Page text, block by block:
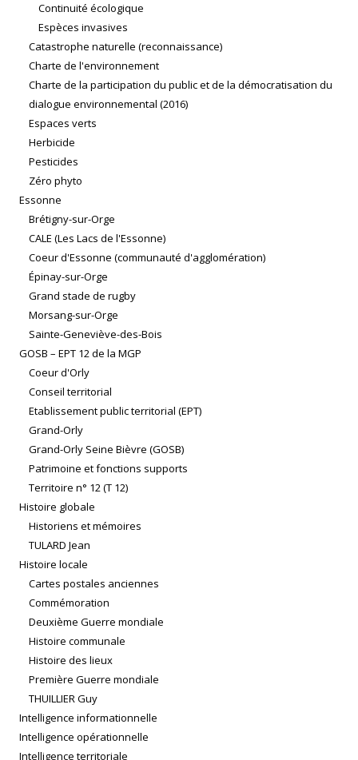
Continuité écologique
Espèces invasives
Catastrophe naturelle (reconnaissance)
Charte de l'environnement
Charte de la participation du public et de la démocratisation du
dialogue environnemental (2016)
Espaces verts
Herbicide
Pesticides
Zéro phyto
Essonne
Brétigny-sur-Orge
CALE (Les Lacs de l'Essonne)
Coeur d'Essonne (communauté d'agglomération)
Épinay-sur-Orge
Grand stade de rugby
Morsang-sur-Orge
Sainte-Geneviève-des-Bois
GOSB – EPT 12 de la MGP
Coeur d'Orly
Conseil territorial
Etablissement public territorial (EPT)
Grand-Orly
Grand-Orly Seine Bièvre (GOSB)
Patrimoine et fonctions supports
Territoire n° 12 (T 12)
Histoire globale
Historiens et mémoires
TULARD Jean
Histoire locale
Cartes postales anciennes
Commémoration
Deuxième Guerre mondiale
Histoire communale
Histoire des lieux
Première Guerre mondiale
THUILLIER Guy
Intelligence informationnelle
Intelligence opérationnelle
Intelligence territoriale